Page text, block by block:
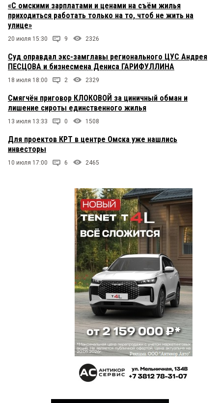
«С омскими зарплатами и ценами на съём жилья
приходиться работать только на то, чтоб не жить на
улице»
20 июля 15:30 9 2326
Суд оправдал экс-замглавы регионального ЦУС Андрея
ПЕСЦОВА и бизнесмена Дениса ГАРИФУЛЛИНА
18 июля 18:00 2 2329
Смягчён приговор КЛОКОВОЙ за циничный обман и
лишение сироты единственного жилья
13 июля 13:33 0 1508
Для проектов КРТ в центре Омска уже нашлись
инвесторы
10 июля 17:00 6 2465